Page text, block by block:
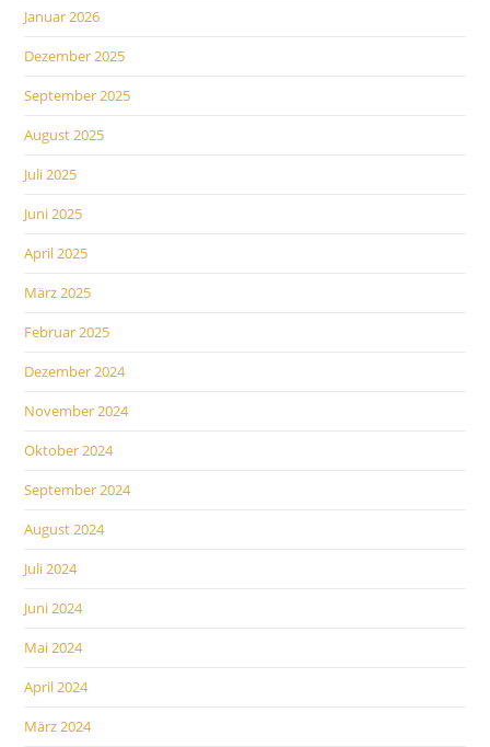
Januar 2026
Dezember 2025
September 2025
August 2025
Juli 2025
Juni 2025
April 2025
März 2025
Februar 2025
Dezember 2024
November 2024
Oktober 2024
September 2024
August 2024
Juli 2024
Juni 2024
Mai 2024
April 2024
März 2024